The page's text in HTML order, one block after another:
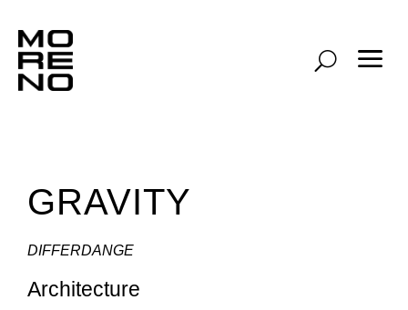
U a
GRAVITY
DIFFERDANGE
Architecture